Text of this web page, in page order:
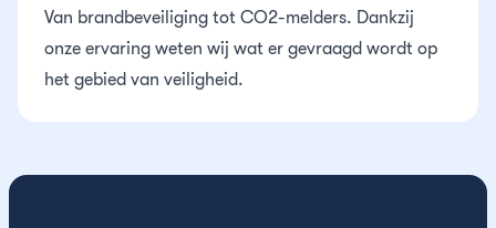
Van brandbeveiliging tot CO2-melders. Dankzij
onze ervaring weten wij wat er gevraagd wordt op
het gebied van veiligheid.